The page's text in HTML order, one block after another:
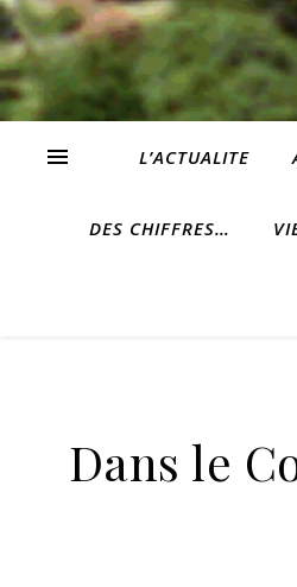
L’ACTUALITE
DES CHIFFRES…
Dans le